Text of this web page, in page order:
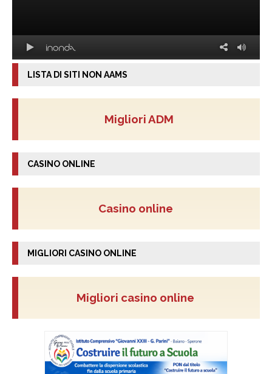
LISTA DI SITI NON AAMS
Migliori ADM
CASINO ONLINE
Casino online
MIGLIORI CASINO ONLINE
Migliori casino online